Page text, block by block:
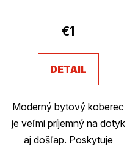
hodnotenie
je
2,7
5
hviezdičiek.
€1
DETAIL
Moderný bytový koberec
je veľmi príjemný na dotyk
aj došľap. Poskytuje